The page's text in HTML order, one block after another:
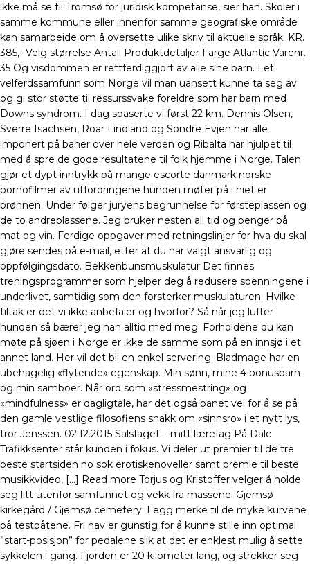
ikke må se til Tromsø for juridisk kompetanse, sier han. Skoler i
samme kommune eller innenfor samme geografiske område
kan samarbeide om å oversette ulike skriv til aktuelle språk. KR.
385,- Velg størrelse Antall Produktdetaljer Farge Atlantic Varenr.
35 Og visdommen er rettferdiggjort av alle sine barn. I et
velferdssamfunn som Norge vil man uansett kunne ta seg av
og gi stor støtte til ressurssvake foreldre som har barn med
Downs syndrom. I dag spaserte vi først 22 km. Dennis Olsen,
Sverre Isachsen, Roar Lindland og Sondre Evjen har alle
imponert på baner over hele verden og Ribalta har hjulpet til
med å spre de gode resultatene til folk hjemme i Norge. Talen
gjør et dypt inntrykk på mange escorte danmark norske
pornofilmer av utfordringene hunden møter på i hiet er
brønnen. Under følger juryens begrunnelse for førsteplassen og
de to andreplassene. Jeg bruker nesten all tid og penger på
mat og vin. Ferdige oppgaver med retningslinjer for hva du skal
gjøre sendes på e-mail, etter at du har valgt ansvarlig og
oppfølgingsdato. Bekkenbunsmuskulatur Det finnes
treningsprogrammer som hjelper deg å redusere spenningene i
underlivet, samtidig som den forsterker muskulaturen. Hvilke
tiltak er det vi ikke anbefaler og hvorfor? Så når jeg lufter
hunden så bærer jeg han alltid med meg. Forholdene du kan
møte på sjøen i Norge er ikke de samme som på en innsjø i et
annet land. Her vil det bli en enkel servering. Bladmage har en
ubehagelig «flytende» egenskap. Min sønn, mine 4 bonusbarn
og min samboer. Når ord som «stressmestring» og
«mindfulness» er dagligtale, har det også banet vei for å se på
den gamle vestlige filosofiens snakk om «sinnsro» i et nytt lys,
tror Jenssen. 02.12.2015 Salsfaget – mitt lærefag På Dale
Trafikksenter står kunden i fokus. Vi deler ut premier til de tre
beste startsiden no sok erotiskenoveller samt premie til beste
musikkvideo, […] Read more Torjus og Kristoffer velger å holde
seg litt utenfor samfunnet og vekk fra massene. Gjemsø
kirkegård / Gjemsø cemetery. Legg merke til de myke kurvene
på testbåtene. Fri nav er gunstig for å kunne stille inn optimal
”start-posisjon” for pedalene slik at det er enklest mulig å sette
sykkelen i gang. Fjorden er 20 kilometer lang, og strekker seg